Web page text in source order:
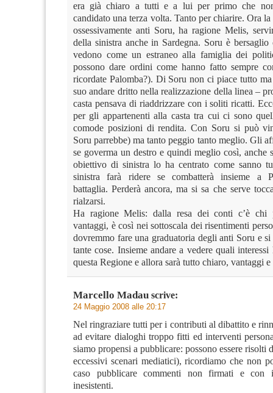
era già chiaro a tutti e a lui per primo che non
candidato una terza volta. Tanto per chiarire. Ora
ossessivamente anti Soru, ha ragione Melis,
della sinistra anche in Sardegna. Soru è
vedono come un estraneo alla famiglia dei
possono dare ordini come hanno fatto sempre
ricordate Palomba?). Di Soru non ci piace tutto
suo andare dritto nella realizzazione della linea –
casta pensava di riaddrizzare con i soliti ricatti.
per gli appartenenti alla casta tra cui ci sono
comode posizioni di rendita. Con Soru si può
Soru parrebbe) ma tanto peggio tanto meglio. Gli
se goverma un destro e quindi meglio così, anche
obiettivo di sinistra lo ha centrato come sanno
sinistra farà ridere se combatterà insieme a
battaglia. Perderà ancora, ma si sa che serve
rialzarsi.
Ha ragione Melis: dalla resa dei conti c’è chi
vantaggi, è così nei sottoscala dei risentimenti
dovremmo fare una graduatoria degli anti Soru e si
tante cose. Insieme andare a vedere quali interessi
questa Regione e allora sarà tutto chiaro, vantaggi
Marcello Madau scrive:
24 Maggio 2008 alle 20:17
Nel ringraziare tutti per i contributi al dibattito e
ad evitare dialoghi troppo fitti ed interventi
siamo propensi a pubblicare: possono essere risolti
eccessivi scenari mediatici), ricordiamo che non
caso pubblicare commenti non firmati e con
inesistenti.